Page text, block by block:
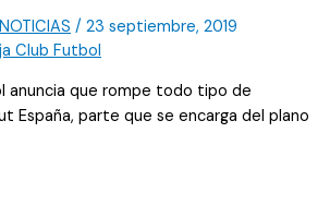
NOTICIAS / 23 septiembre, 2019
anuncia que rompe todo tipo de
España, parte que se encarga del plano